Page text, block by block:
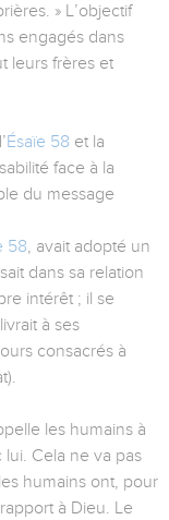
» L’objectif
engagés dans
leurs frères et
Ésaïe 58 et la
face à la
du message
58, avait adopté un
dans sa relation
intérêt ; il se
à ses
consacrés à
les humains à
Cela ne va pas
humains ont, pour
à Dieu. Le